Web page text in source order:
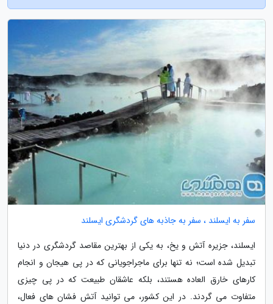
سفر به ایسلند ، سفر به جاذبه های گردشگری ایسلند
ایسلند، جزیره آتش و یخ، به یکی از بهترین مقاصد گردشگری در دنیا
تبدیل شده است؛ نه تنها برای ماجراجویانی که در پی هیجان و انجام
کارهای خارق العاده هستند، بلکه عاشقان طبیعت که در پی چیزی
متفاوت می گردند. در این کشور، می توانید آتش فشان های فعال،